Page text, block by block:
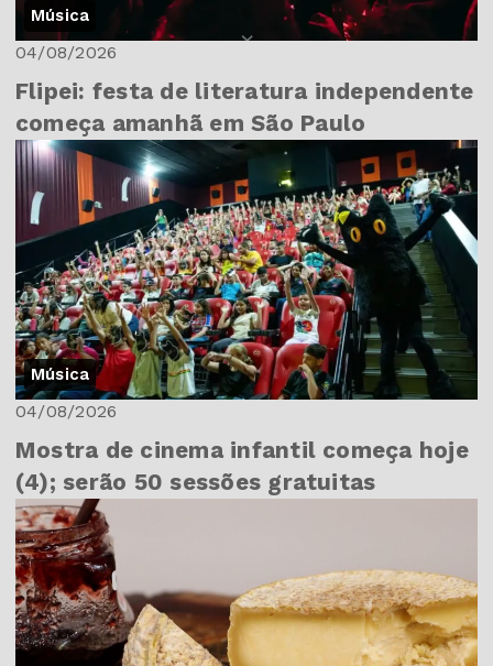
Música
04/08/2026
Flipei: festa de literatura independente
começa amanhã em São Paulo
Música
04/08/2026
Mostra de cinema infantil começa hoje
(4); serão 50 sessões gratuitas